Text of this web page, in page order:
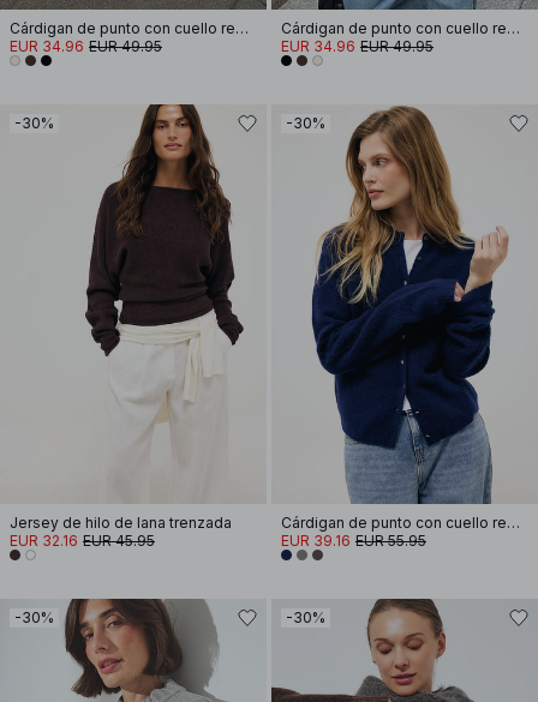
Cárdigan de punto con cuello redondo
EUR 34.96 EUR 49.95
Cárdigan de punto con cuello redondo
EUR 34.96 EUR 49.95
-30%
Jersey de hilo de lana trenzada
EUR 32.16 EUR 45.95
-30%
Cárdigan de punto con cuello redondo y botones
EUR 39.16 EUR 55.95
-30% -30%